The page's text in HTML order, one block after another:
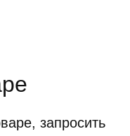
запросить